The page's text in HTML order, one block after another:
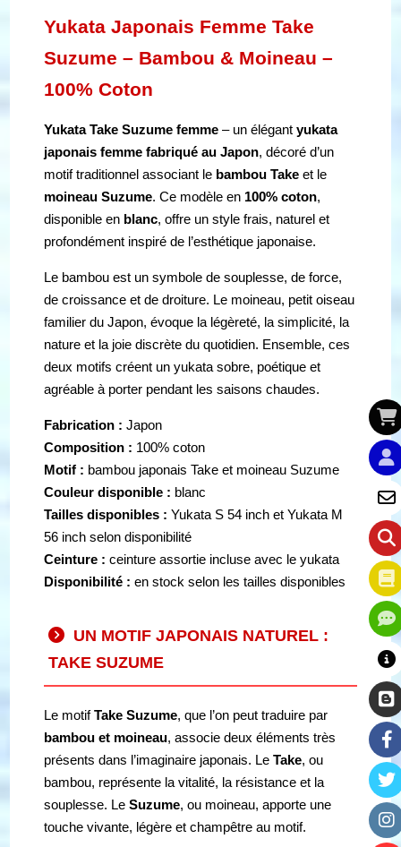
Yukata Japonais Femme Take
Suzume – Bambou & Moineau –
100% Coton
Yukata Take Suzume femme – un élégantyukata
japonais femme fabriqué au Japon, décoré d’un
motif traditionnel associant le bambou Take et le
moineau Suzume. Ce modèle en 100% coton,
disponible en blanc, offre un style frais, naturel et
profondément inspiré de l’esthétique japonaise.
Le bambou est un symbole de souplesse, de force,
de croissance et de droiture. Le moineau, petit oiseau
familier du Japon, évoque la légèreté, la simplicité, la
nature et la joie discrète du quotidien. Ensemble, ces
deux motifs créent un yukata sobre, poétique et
agréable à porter pendant les saisons chaudes.
Fabrication : Japon
Composition : 100% coton
Motif : bambou japonais Take et moineau Suzume
Couleur disponible : blanc
Tailles disponibles : Yukata S 54 inch et Yukata M
56 inch selon disponibilité
Ceinture : ceinture assortie incluse avec le yukata
Disponibilité : en stock selon les tailles disponibles
UN MOTIF JAPONAIS NATUREL :
TAKE SUZUME
Le motifTake Suzume, que l’on peut traduire par
bambou et moineau, associe deux éléments très
présents dans l’imaginaire japonais. LeTake, ou
bambou, représente la vitalité, la résistance et la
souplesse. LeSuzume, ou moineau, apporte une
touche vivante, légère et champêtre au motif.